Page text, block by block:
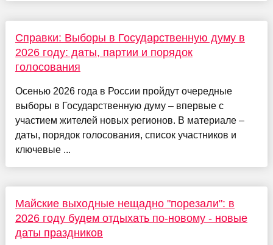
Справки: Выборы в Государственную думу в
2026 году: даты, партии и порядок
голосования
Осенью 2026 года в России пройдут очередные
выборы в Государственную думу – впервые с
участием жителей новых регионов. В материале –
даты, порядок голосования, список участников и
ключевые ...
Майские выходные нещадно "порезали": в
2026 году будем отдыхать по-новому - новые
даты праздников